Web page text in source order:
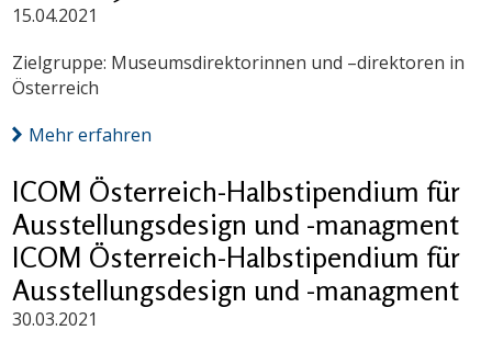
15.04.2021
Zielgruppe: Museumsdirektorinnen und –direktoren in
Österreich
Mehr erfahren
ICOM Österreich-Halbstipendium für
Ausstellungsdesign und -managment
ICOM Österreich-Halbstipendium für
Ausstellungsdesign und -managment
30.03.2021